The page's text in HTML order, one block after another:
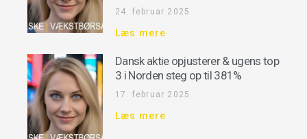
24. februar 2025
Læs mere
Dansk aktie opjusterer & ugens top
3 i Norden steg op til 381%
17. februar 2025
Læs mere